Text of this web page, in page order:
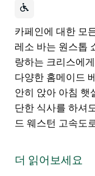
카페인에 대한 모
레소 바는 원스톱
랑하는 크리스에
다양한 홈메이드
안히 앉아 아침 햇
단한 식사를 하셔
드 웨스턴 고속도
레소 바는 원스톱
더 읽어보세요